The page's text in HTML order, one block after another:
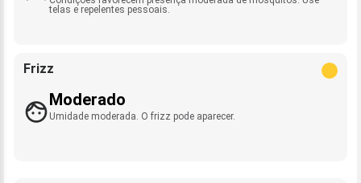
telas e repelentes pessoais.
Frizz
Moderado
Umidade moderada. O frizz pode aparecer.